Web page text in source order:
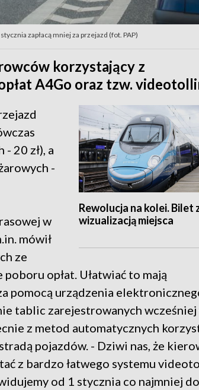
zapłacą mniej za przejazd (fot. PAP)
korzystający z
A4Go oraz tzw.
Rewolucja na kolei. Bilet
wizualizacją miejsca
20 zł), a
-
w
mówił
ze
opłat. Ułatwiać to mają
pomocą urządzenia
tablic zarejestrowanych wcześniej
z metod automatycznych
pojazdów. - Dziwi nas, że
z bardzo łatwego systemu
od 1 stycznia co najmniej